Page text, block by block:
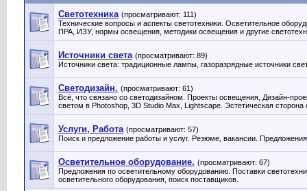
Светотехника (просматривают: 111)
Технические вопросы и аспекты светотехники. Осветительное
ПРА, ИЗУ, нормы освещения, методики освещения и другие
Источники света (просматривают: 89)
Источники света: традиционные лампы, газоразрядные источники
Светодизайн. (просматривают: 61)
Всё, что связано со светодизайном. Проекты освещения, Дизайн-
светом в Photoshop, 3D Studio Max, Lightscape. Эстетическая сторона
Услуги, Работа (просматривают: 57)
Поиск и предложение работы и услуг. Резюме, вакансии.
Осветительное оборудование. (просматривают: 67)
Предложения по осветительному оборудованию. Поставки
осветительного оборудования, поиск поставщиков.